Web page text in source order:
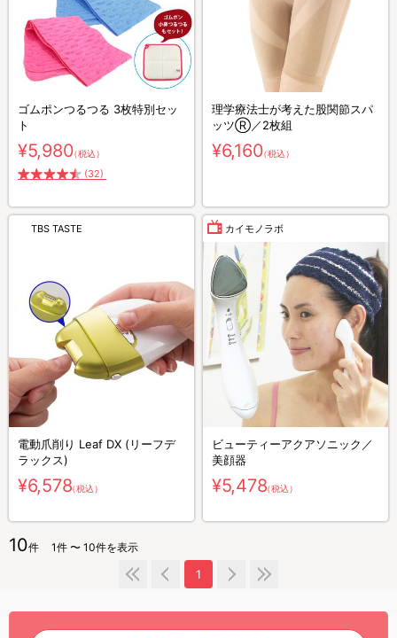
ゴムポンつるつる 3枚特別セッ
ト
¥5,980（税込）
(32)
理学療法士が考えた股関節スパ
ッツⓇ／2枚組
¥6,160（税込）
TBS TASTE
電動爪削り Leaf DX (リーフデ
ラックス)
¥6,578（税込）
カイモノラボ
ビューティーアクアソニック／
美顔器
¥5,478（税込）
10件 1件 〜 10件を表示
1